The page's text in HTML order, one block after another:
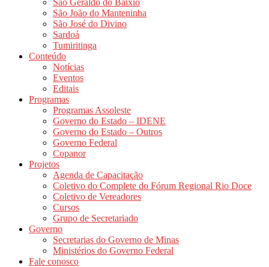
São Geraldo do Baixio
São João do Manteninha
São José do Divino
Sardoá
Tumiritinga
Conteúdo
Notícias
Eventos
Editais
Programas
Programas Assoleste
Governo do Estado – IDENE
Governo do Estado – Outros
Governo Federal
Copanor
Projetos
Agenda de Capacitação
Coletivo do Complete do Fórum Regional Rio Doce
Coletivo de Vereadores
Cursos
Grupo de Secretariado
Governo
Secretarias do Governo de Minas
Ministérios do Governo Federal
Fale conosco